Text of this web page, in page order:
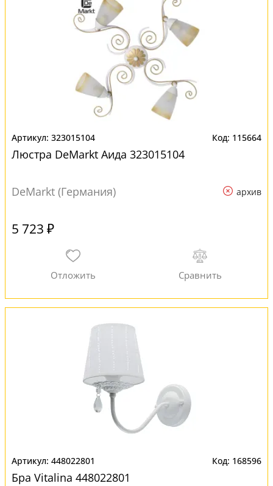
323015104 115664
Люстра DeMarkt Аида 323015104
DeMarkt (Германия) архив
5 723 ₽
448022801 168596
Бра Vitalina 448022801